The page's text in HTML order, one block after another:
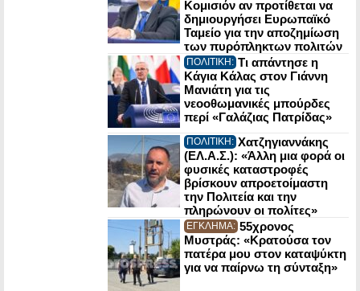
Κομισιόν αν προτίθεται να
δημιουργήσει Ευρωπαϊκό
Ταμείο για την αποζημίωση
των πυρόπληκτων πολιτών
ΠΟΛΙΤΙΚΗ: Τι απάντησε η
Κάγια Κάλας στον Γιάννη
Μανιάτη για τις
νεοοθωμανικές μπούρδες
περί «Γαλάζιας Πατρίδας»
ΠΟΛΙΤΙΚΗ: Χατζηγιαννάκης
(ΕΛ.Α.Σ.): «Άλλη μια φορά οι
φυσικές καταστροφές
βρίσκουν απροετοίμαστη
την Πολιτεία και την
πληρώνουν οι πολίτες»
ΕΓΚΛΗΜΑ: 55χρονος
Μυστράς: «Κρατούσα τον
πατέρα μου στον καταψύκτη
για να παίρνω τη σύνταξη»